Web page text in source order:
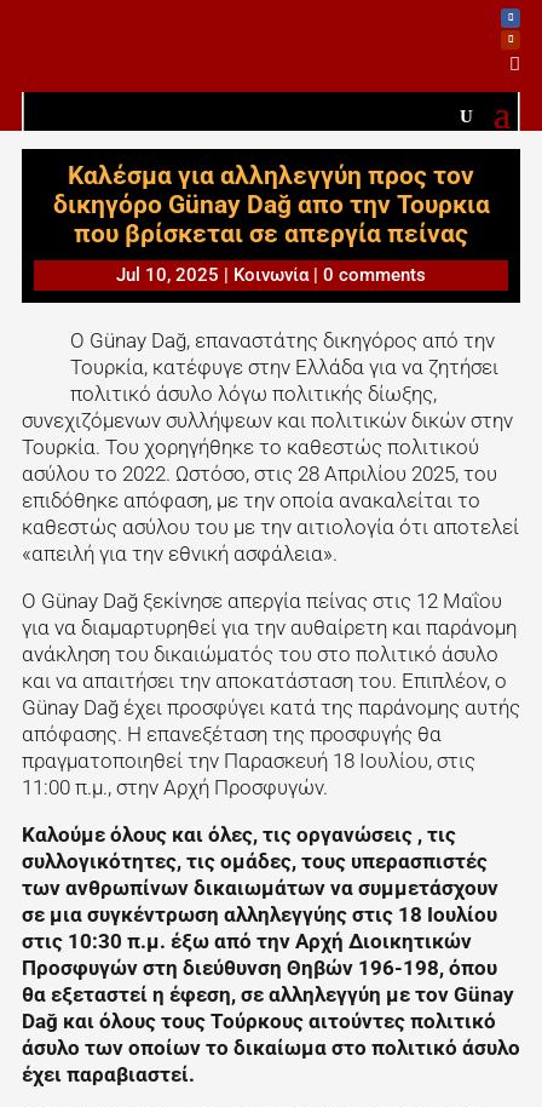

Καλέσμα για αλληλεγγύη προς τον
δικηγόρο Günay Dağ απο την Τουρκια
που βρίσκεται σε απεργία πείνας
Jul 10, 2025 | Κοινωνία| 0 comments
Ο Günay Dağ, επαναστάτης δικηγόρος από την
Τουρκία, κατέφυγε στην Ελλάδα για να ζητήσει
πολιτικό άσυλο λόγω πολιτικής δίωξης,
συνεχιζόμενων συλλήψεων και πολιτικών δικών στην
Τουρκία. Του χορηγήθηκε το καθεστώς πολιτικού
ασύλου το 2022. Ωστόσο, στις 28 Απριλίου 2025, του
επιδόθηκε απόφαση, με την οποία ανακαλείται το
καθεστώς ασύλου του με την αιτιολογία ότι αποτελεί
«απειλή για την εθνική ασφάλεια».
Ο Günay Dağ ξεκίνησε απεργία πείνας στις 12 Μαΐου
για να διαμαρτυρηθεί για την αυθαίρετη και παράνομη
ανάκληση του δικαιώματός του στο πολιτικό άσυλο
και να απαιτήσει την αποκατάσταση του. Επιπλέον, ο
Günay Dağ έχει προσφύγει κατά της παράνομης αυτής
απόφασης. Η επανεξέταση της προσφυγής θα
πραγματοποιηθεί την Παρασκευή 18 Ιουλίου, στις
11:00 π.μ., στην Αρχή Προσφυγών.
Καλούμε όλους και όλες, τις οργανώσεις , τις
συλλογικότητες, τις ομάδες, τους υπερασπιστές
των ανθρωπίνων δικαιωμάτων να συμμετάσχουν
σε μια συγκέντρωση αλληλεγγύης στις 18 Ιουλίου
στις 10:30 π.μ. έξω από την Αρχή Διοικητικών
Προσφυγών στη διεύθυνση Θηβών 196-198, όπου
θα εξεταστεί η έφεση, σε αλληλεγγύη με τον Günay
Dağ και όλους τους Τούρκους αιτούντες πολιτικό
άσυλο των οποίων το δικαίωμα στο πολιτικό άσυλο
έχει παραβιαστεί.